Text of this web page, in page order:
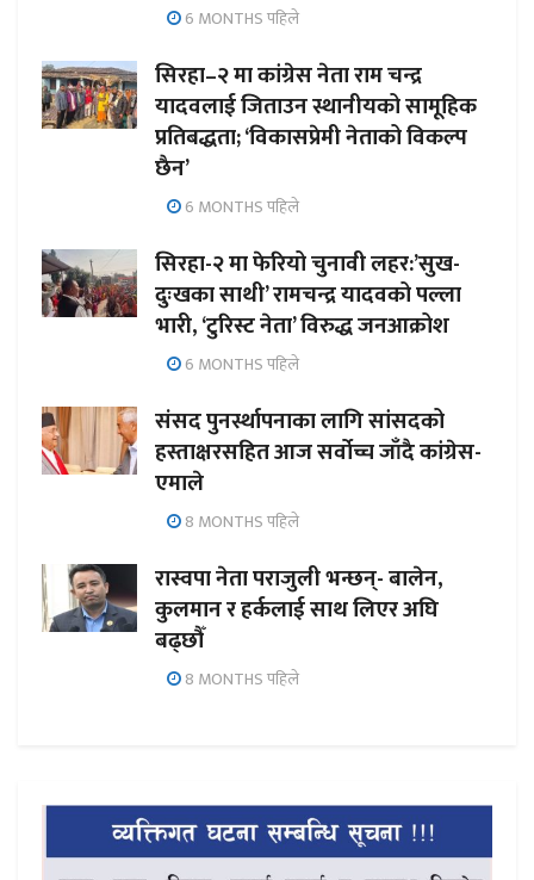
6 MONTHS पहिले
सिरहा–२ मा कांग्रेस नेता राम चन्द्र
यादवलाई जिताउन स्थानीयको सामूहिक
प्रतिबद्धता; ‘विकासप्रेमी नेताको विकल्प
छैन’
6 MONTHS पहिले
सिरहा-२ मा फेरियो चुनावी लहर:’सुख-
दुःखका साथी’ रामचन्द्र यादवको पल्ला
भारी, ‘टुरिस्ट नेता’ विरुद्ध जनआक्रोश
6 MONTHS पहिले
संसद पुनर्स्थापनाका लागि सांसदको
हस्ताक्षरसहित आज सर्वोच्च जाँदै कांग्रेस-
एमाले
8 MONTHS पहिले
रास्वपा नेता पराजुली भन्छन्- बालेन,
कुलमान र हर्कलाई साथ लिएर अघि
बढ्छौँ
8 MONTHS पहिले